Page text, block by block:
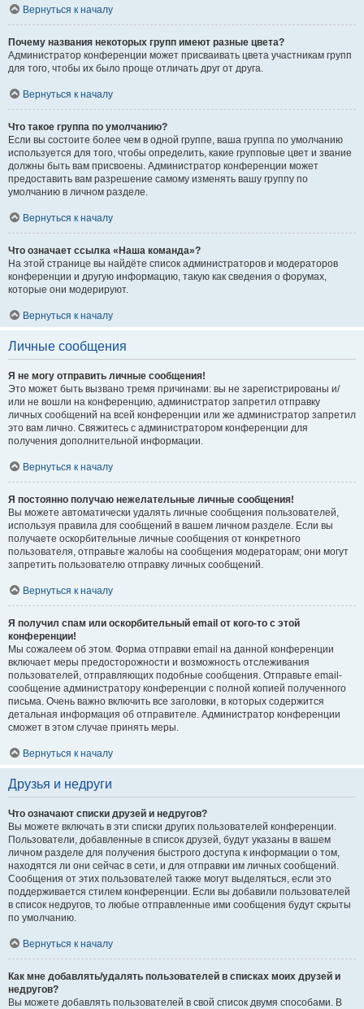
Вернуться к началу
Почему названия некоторых групп имеют разные цвета?
Администратор конференции может присваивать цвета участникам групп
для того, чтобы их было проще отличать друг от друга.
Вернуться к началу
Что такое группа по умолчанию?
Если вы состоите более чем в одной группе, ваша группа по умолчанию
используется для того, чтобы определить, какие групповые цвет и звание
должны быть вам присвоены. Администратор конференции может
предоставить вам разрешение самому изменять вашу группу по
умолчанию в личном разделе.
Вернуться к началу
Что означает ссылка «Наша команда»?
На этой странице вы найдёте список администраторов и модераторов
конференции и другую информацию, такую как сведения о форумах,
которые они модерируют.
Вернуться к началу
Личные сообщения
Я не могу отправить личные сообщения!
Это может быть вызвано тремя причинами: вы не зарегистрированы и/
или не вошли на конференцию, администратор запретил отправку
личных сообщений на всей конференции или же администратор запретил
это вам лично. Свяжитесь с администратором конференции для
получения дополнительной информации.
Вернуться к началу
Я постоянно получаю нежелательные личные сообщения!
Вы можете автоматически удалять личные сообщения пользователей,
используя правила для сообщений в вашем личном разделе. Если вы
получаете оскорбительные личные сообщения от конкретного
пользователя, отправьте жалобы на сообщения модераторам; они могут
запретить пользователю отправку личных сообщений.
Вернуться к началу
Я получил спам или оскорбительный email от кого-то с этой
конференции!
Мы сожалеем об этом. Форма отправки email на данной конференции
включает меры предосторожности и возможность отслеживания
пользователей, отправляющих подобные сообщения. Отправьте email-
сообщение администратору конференции с полной копией полученного
письма. Очень важно включить все заголовки, в которых содержится
детальная информация об отправителе. Администратор конференции
сможет в этом случае принять меры.
Вернуться к началу
Друзья и недруги
Что означают списки друзей и недругов?
Вы можете включать в эти списки других пользователей конференции.
Пользователи, добавленные в список друзей, будут указаны в вашем
личном разделе для получения быстрого доступа к информации о том,
находятся ли они сейчас в сети, и для отправки им личных сообщений.
Сообщения от этих пользователей также могут выделяться, если это
поддерживается стилем конференции. Если вы добавили пользователей
в список недругов, то любые отправленные ими сообщения будут скрыты
по умолчанию.
Вернуться к началу
Как мне добавлять/удалять пользователей в списках моих друзей и
недругов?
Вы можете добавлять пользователей в свой список двумя способами. В